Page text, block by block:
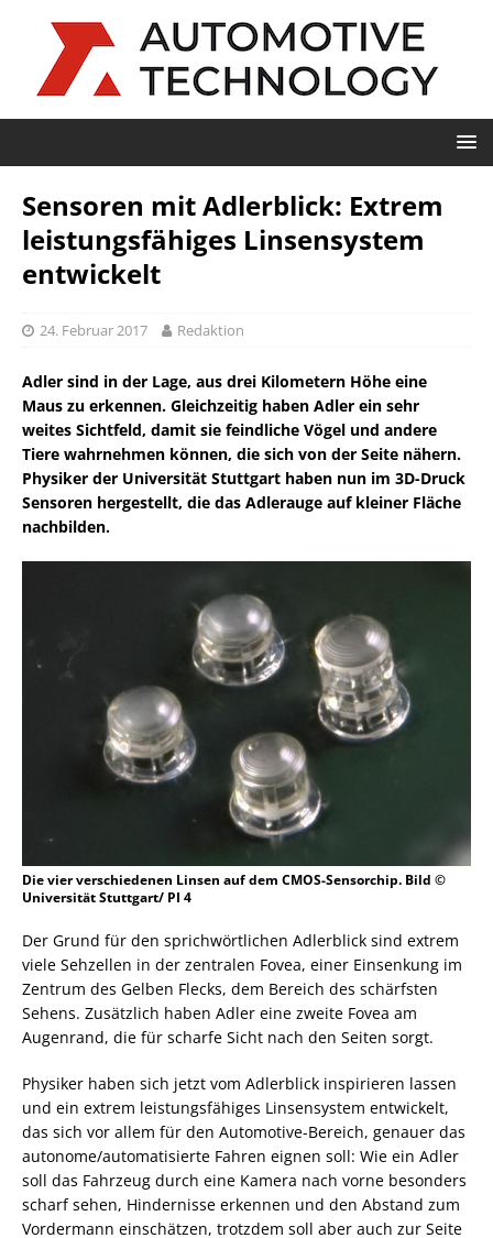
Sensoren mit Adlerblick: Extrem
leistungsfähiges Linsensystem
entwickelt
24. Februar 2017 Redaktion
Adler sind in der Lage, aus drei Kilometern Höhe eine
Maus zu erkennen. Gleichzeitig haben Adler ein sehr
weites Sichtfeld, damit sie feindliche Vögel und andere
Tiere wahrnehmen können, die sich von der Seite nähern.
Physiker der Universität Stuttgart haben nun im 3D-Druck
Sensoren hergestellt, die das Adlerauge auf kleiner Fläche
nachbilden.
Die vier verschiedenen Linsen auf dem CMOS-Sensorchip. Bild ©
Universität Stuttgart/ PI 4
Der Grund für den sprichwörtlichen Adlerblick sind extrem
viele Sehzellen in der zentralen Fovea, einer Einsenkung im
Zentrum des Gelben Flecks, dem Bereich des schärfsten
Sehens. Zusätzlich haben Adler eine zweite Fovea am
Augenrand, die für scharfe Sicht nach den Seiten sorgt.
Physiker haben sich jetzt vom Adlerblick inspirieren lassen
und ein extrem leistungsfähiges Linsensystem entwickelt,
das sich vor allem für den Automotive-Bereich, genauer das
autonome/automatisierte Fahren eignen soll: Wie ein Adler
soll das Fahrzeug durch eine Kamera nach vorne besonders
scharf sehen, Hindernisse erkennen und den Abstand zum
Vordermann einschätzen, trotzdem soll aber auch zur Seite